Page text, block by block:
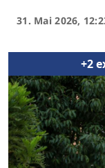
31. Mai 2026,
+2